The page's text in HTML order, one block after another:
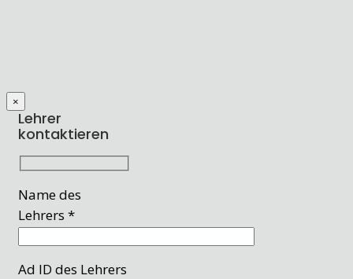
×
Lehrer
kontaktieren
Name des
Lehrers *
Ad ID des Lehrers